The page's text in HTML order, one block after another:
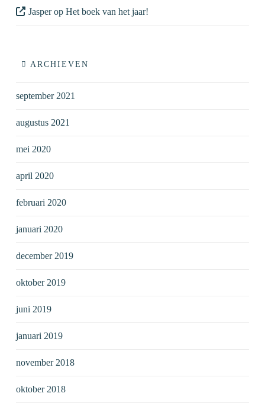
Jasperop Het boek van het jaar!
ARCHIEVEN
september 2021
augustus 2021
mei 2020
april 2020
februari 2020
januari 2020
december 2019
oktober 2019
juni 2019
januari 2019
november 2018
oktober 2018